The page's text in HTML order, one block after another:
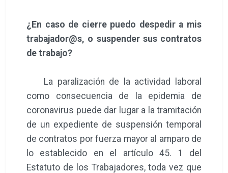
¿En caso de cierre puedo despedir a mis
trabajador@s, o suspender sus contratos
de trabajo?
La paralización de la actividad laboral
como consecuencia de la epidemia de
coronavirus puede dar lugar a la tramitación
de un expediente de suspensión temporal
de contratos por fuerza mayor al amparo de
lo establecido en el artículo 45. 1 del
Estatuto de los Trabajadores, toda vez que